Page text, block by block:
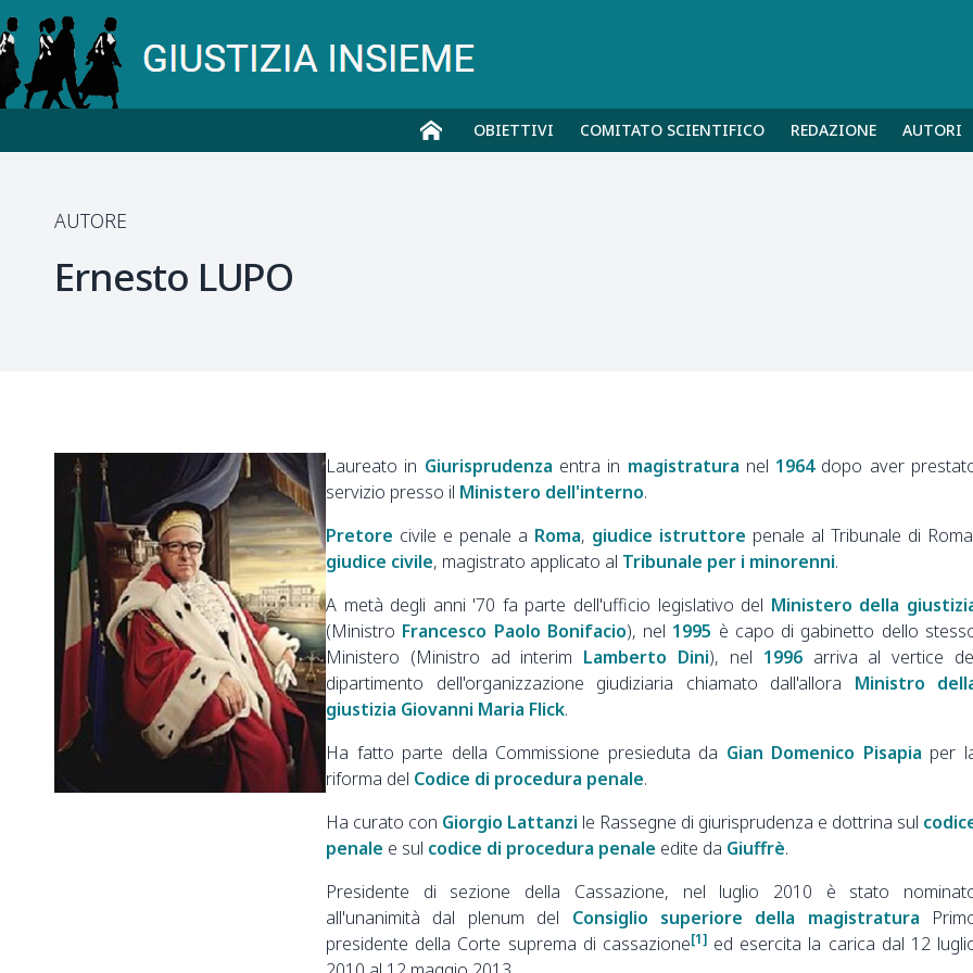
OBIETTIVI COMITATO SCIENTIFICO REDAZIONE AUTORI
AUTORE
Ernesto LUPO
Laureato in Giurisprudenza entra in magistratura nel 1964dopo aver
servizio presso il Ministero dell'interno.
Pretore civile e penale a Roma, giudice istruttore penale al Tribunale di
giudice civile, magistrato applicato al Tribunale per i minorenni.
A metà degli anni '70 fa parte dell'ufficio legislativo del Ministero della
(Ministro Francesco Paolo Bonifacio), nel 1995 è capo di gabinetto dello
Ministero (Ministro ad interim Lamberto Dini), nel 1996arriva al vertice
dipartimento dell'organizzazione giudiziaria chiamato dall'allora Ministro
giustizia Giovanni Maria Flick.
Ha fatto parte della Commissione presieduta da Gian Domenico Pisapia per
riforma del Codice di procedura penale.
Ha curato con Giorgio Lattanzi le Rassegne di giurisprudenza e dottrina sul
penale e sul codice di procedura penale edite da Giuffrè.
Presidente di sezione della Cassazione, nel luglio 2010 è stato
all'unanimità dal plenum del Consiglio superiore della magistratura
presidente della Corte suprema di cassazione[1]ed esercita la carica dal 12